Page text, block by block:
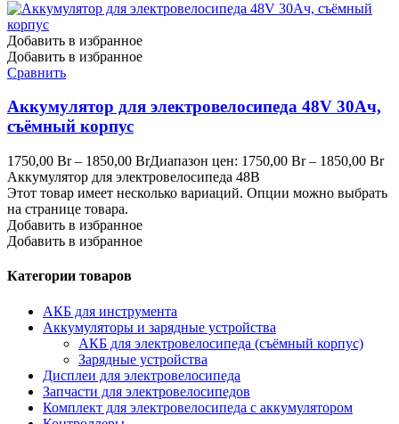
Добавить в избранное
Добавить в избранное
Сравнить
Аккумулятор для электровелосипеда 48V 30Ач,
съёмный корпус
1750,00 Br – 1850,00 BrДиапазон цен: 1750,00 Br – 1850,00 Br
Аккумулятор для электровелосипеда 48В
Этот товар имеет несколько вариаций. Опции можно выбрать
на странице товара.
Добавить в избранное
Добавить в избранное
Категории товаров
АКБ для инструмента
Аккумуляторы и зарядные устройства
АКБ для электровелосипеда (съёмный корпус)
Зарядные устройства
Дисплеи для электровелосипеда
Запчасти для электровелосипедов
Комплект для электровелосипеда с аккумулятором